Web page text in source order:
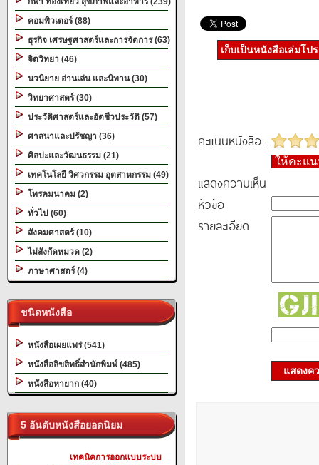
คอมพิวเตอร์ (88)
ธุรกิจ เศรษฐศาสตร์และการจัดการ (63)
จิตวิทยา (46)
นวนิยาย อ่านเล่น และนิทาน (30)
วิทยาศาสตร์ (30)
ประวัติศาสตร์และอัตชีวประวัติ (57)
ศาสนาและปรัชญา (36)
ศิลปะและวัฒนธรรม (21)
เทคโนโลยี วิศวกรรม อุตสาหกรรม (49)
โทรคมนาคม (2)
ทั่วไป (60)
สังคมศาสตร์ (10)
ไม่สังกัดหมวด (2)
ภาษาศาสตร์ (4)
ชนิดหนังสือ
หนังสือเผยแพร่ (541)
หนังสือลิขสิทธิ์สำนักพิมพ์ (485)
หนังสือหายาก (40)
5 อันดับหนังสือยอดนิยม
เทคนิคการออกแบบระบบ
เก็บเป็นหนังสือเล่มโป
คะแนนหนังสือ :
ให้คะแ
แสดงความเห็น
หัวข้อ
รายละเอียด
แสดงค